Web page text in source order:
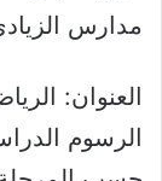
مدارس
العنوان:
الرسوم